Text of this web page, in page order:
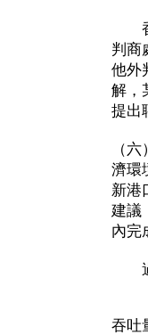
香
判商
他外
解，
提出
（
濟環
新港
建議
內完
過
吞吐